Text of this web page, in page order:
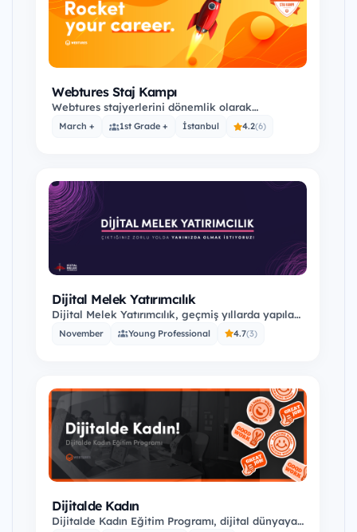
Webtures Staj Kampı
Webtures stajyerlerini dönemlik olarak
oluşturduğu kamplarla seçiyor. Tam günlük bir
March + 1st Grade + İstanbul 4.2(6)
Dijital Melek Yatırımcılık
Dijital Melek Yatırımcılık, geçmiş yıllarda yapılan
başvurularda fayda ve gelişimi amaç edinmiş…
November Young Professional 4.7(3)
Dijitalde Kadın
Dijitalde Kadın Eğitim Programı, dijital dünyaya